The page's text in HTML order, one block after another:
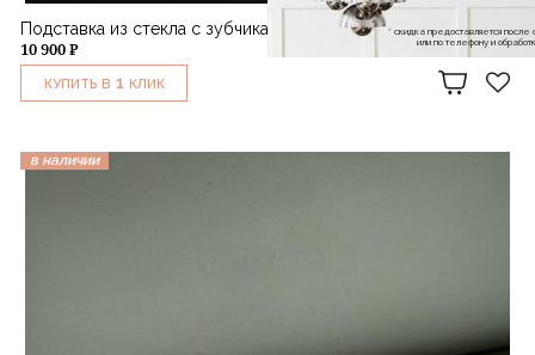
Подставка из стекла с зубчиками
10 900 ₽
КУПИТЬ В 1 КЛИК
в наличии
* скидка предоставляется
или по телефону и